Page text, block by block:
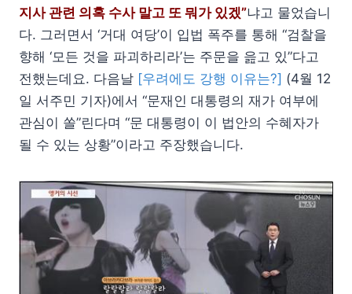
지사 관련 의혹 수사 말고 또 뭐가 있겠”냐고 물었습니
다. 그러면서 ‘거대 여당’이 입법 폭주를 통해 “검찰을
향해 ‘모든 것을 파괴하리라’는 주문을 읊고 있”다고
전했는데요. 다음날 [우려에도 강행 이유는?] (4월 12
일 서주민 기자)에서 “문재인 대통령의 재가 여부에
관심이 쏠”린다며 “문 대통령이 이 법안의 수혜자가
될 수 있는 상황”이라고 주장했습니다.